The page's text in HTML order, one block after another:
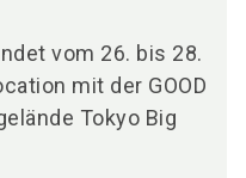
vom 26. bis 28.
mit der GOOD
Tokyo Big